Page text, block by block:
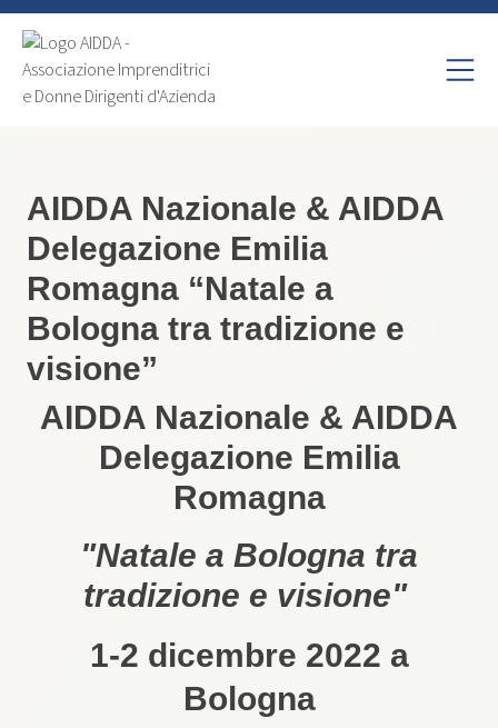
AIDDA Nazionale & AIDDA
Delegazione Emilia
Romagna “Natale a
Bologna tra tradizione e
visione”
AIDDA Nazionale & AIDDA
Delegazione Emilia
Romagna
"Natale a Bologna tra
tradizione e visione"
1-2 dicembre 2022 a
Bologna